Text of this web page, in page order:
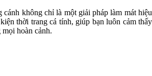
cánh không chỉ là một giải pháp làm mát hiệu
thời trang cá tính, giúp bạn luôn cảm thấy
hoàn cảnh.